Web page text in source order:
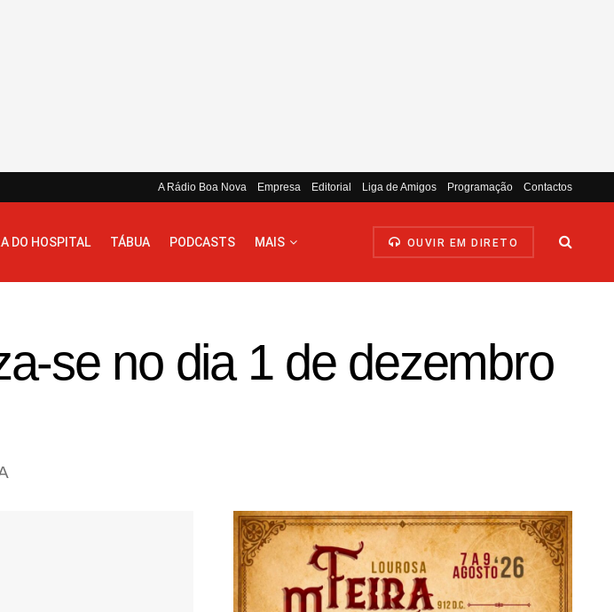
A Rádio Boa Nova Empresa Editorial Liga de Amigos Programação Contactos
DO HOSPITAL TÁBUA PODCASTS MAIS OUVIR EM DIRETO
se no dia 1 de dezembro